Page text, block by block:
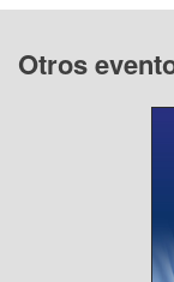
Otros